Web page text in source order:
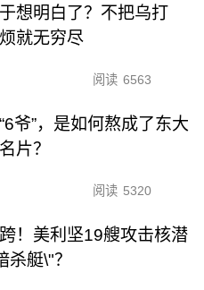
想明白了？不把乌打
就无穷尽
阅读 6563
爷”，是如何熬成了东大
片？
阅读 5320
！美利坚19艘攻击核潜
杀艇\"？